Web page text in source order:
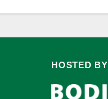
HOSTED BY